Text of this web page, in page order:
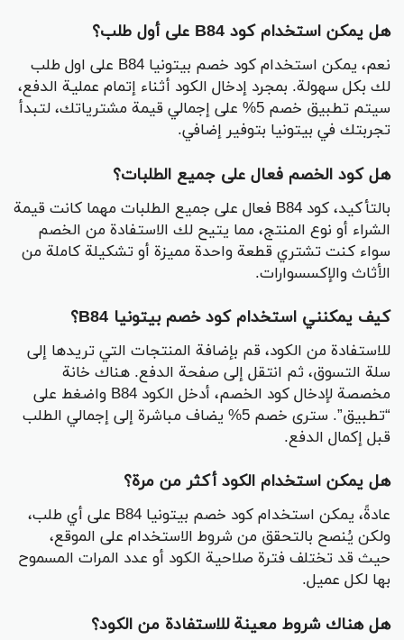
هل يمكن استخدام كود B84 على أول طلب؟
نعم، يمكن استخدام كود خصم بيتونيا B84 على اول طلب
لك بكل سهولة. بمجرد إدخال الكود أثناء إتمام عملية الدفع،
سيتم تطبيق خصم 5% على إجمالي قيمة مشترياتك، لتبدأ
تجربتك في بيتونيا بتوفير إضافي.
هل كود الخصم فعال على جميع الطلبات؟
بالتأكيد، كود B84 فعال على جميع الطلبات مهما كانت قيمة
الشراء أو نوع المنتج، مما يتيح لك الاستفادة من الخصم
سواء كنت تشتري قطعة واحدة مميزة أو تشكيلة كاملة من
الأثاث والإكسسوارات.
كيف يمكنني استخدام كود خصم بيتونيا B84؟
للاستفادة من الكود، قم بإضافة المنتجات التي تريدها إلى
سلة التسوق، ثم انتقل إلى صفحة الدفع. هناك خانة
مخصصة لإدخال كود الخصم، أدخل الكود B84 واضغط على
“تطبيق”. سترى خصم 5% يضاف مباشرة إلى إجمالي الطلب
قبل إكمال الدفع.
هل يمكن استخدام الكود أكثر من مرة؟
عادةً، يمكن استخدام كود خصم بيتونيا B84 على أي طلب،
ولكن يُنصح بالتحقق من شروط الاستخدام على الموقع،
حيث قد تختلف فترة صلاحية الكود أو عدد المرات المسموح
بها لكل عميل.
هل هناك شروط معينة للاستفادة من الكود؟